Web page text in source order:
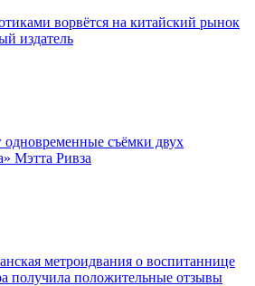
ворвётся на китайский рынок
издатель
съёмки двух
Мэтта Ривза
метроидвания о воспитаннице
получила положительные отзывы